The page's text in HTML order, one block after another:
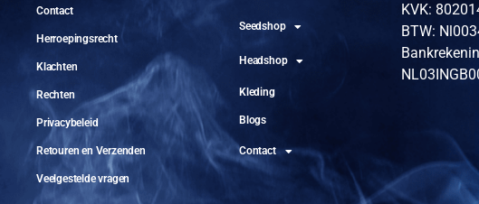
Contact
Herroepingsrecht
Klachten
Rechten
Privacybeleid
Retouren en Verzenden
Veelgestelde vragen
Seedshop
Headshop
Kleding
Blogs
Contact
KVK:
BTW: